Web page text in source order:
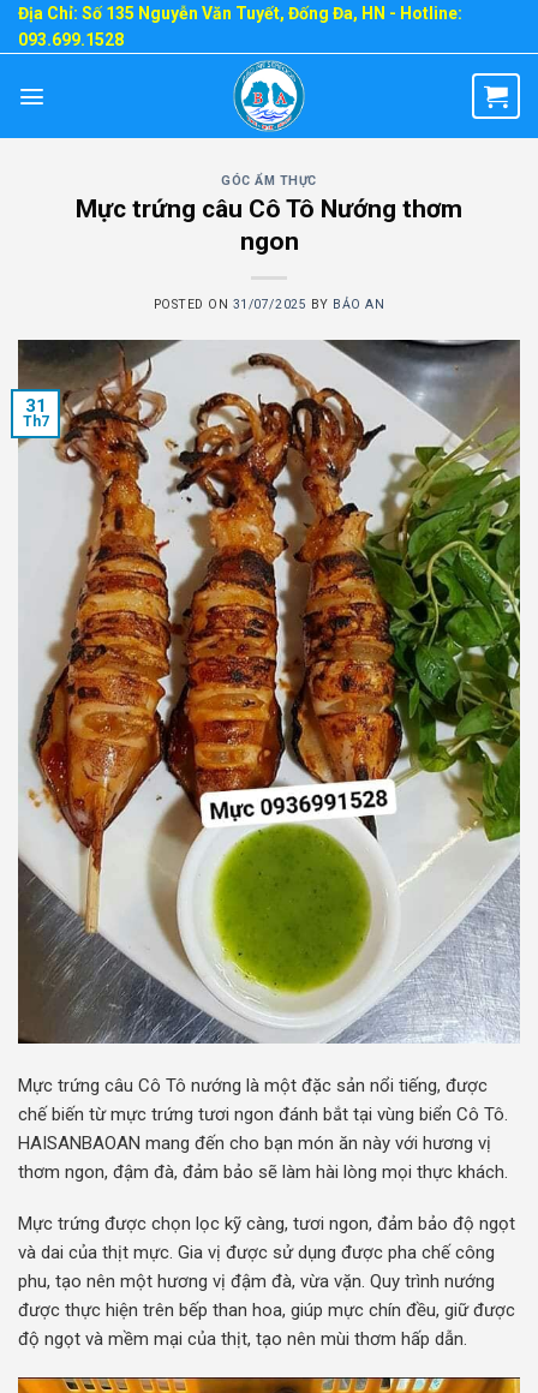
SkipĐịa Chỉ: Số 135 Nguyễn Văn Tuyết, Đống Đa, HN - Hotline:
093.699.1528
GÓC ẨM THỰC
Mực trứng câu Cô Tô Nướng thơm
ngon
POSTED ON 31/07/2025 BY BẢO AN
31
Th7
Mực trứng câu Cô Tô nướng là một đặc sản nổi tiếng, được
chế biến từ mực trứng tươi ngon đánh bắt tại vùng biển Cô Tô.
HAISANBAOAN mang đến cho bạn món ăn này với hương vị
thơm ngon, đậm đà, đảm bảo sẽ làm hài lòng mọi thực khách.
Mực trứng được chọn lọc kỹ càng, tươi ngon, đảm bảo độ ngọt
và dai của thịt mực. Gia vị được sử dụng được pha chế công
phu, tạo nên một hương vị đậm đà, vừa vặn. Quy trình nướng
được thực hiện trên bếp than hoa, giúp mực chín đều, giữ được
độ ngọt và mềm mại của thịt, tạo nên mùi thơm hấp dẫn.